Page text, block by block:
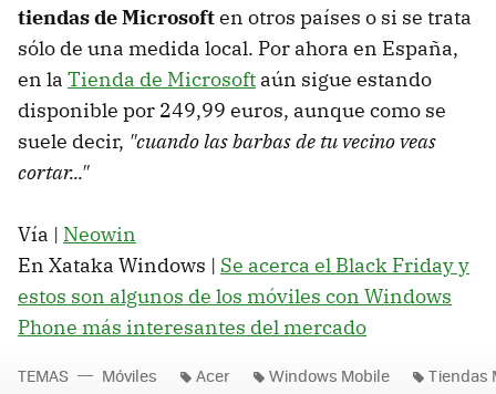
tiendas de Microsoften otros países o si se trata
sólo de una medida local. Por ahora en España,
en la Tienda de Microsoft aún sigue estando
disponible por 249,99 euros, aunque como se
suele decir, "cuando las barbas de tu vecino veas
cortar..."
Vía | Neowin
En Xataka Windows | Se acerca el Black Friday y
estos son algunos de los móviles con Windows
Phone más interesantes del mercado
TEMAS Móviles Acer Windows Mobile Tiendas